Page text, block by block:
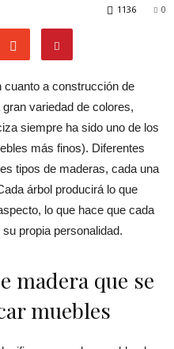
0
1136
a construcción de
variedad de colores,
siempre ha sido uno de los
más finos). Diferentes
tipos de maderas, cada una
árbol producirá lo que
lo que hace que cada
propia personalidad.
madera que se
muebles